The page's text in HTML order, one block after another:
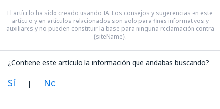
El artículo ha sido creado usando IA. Los consejos y sugerencias en este
artículo y en artículos relacionados son solo para fines informativos y
auxiliares y no pueden constituir la base para ninguna reclamación contra
{siteName}.
¿Contiene este artículo la información que andabas buscando?
Sí | No